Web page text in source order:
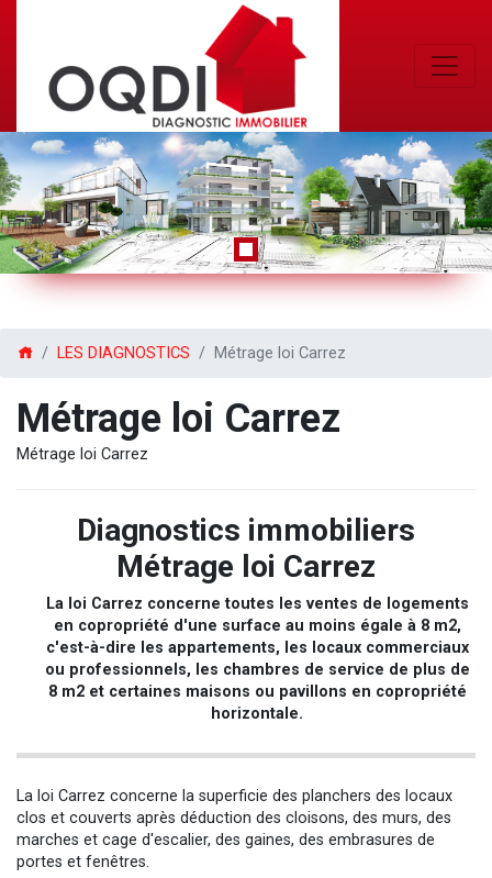
Previous Next
LES DIAGNOSTICS Métrage loi Carrez
Métrage loi Carrez
Métrage loi Carrez
Diagnostics immobiliers
Métrage loi Carrez
La loi Carrez concerne toutes les ventes de logements
en copropriété d'une surface au moins égale à 8 m2,
c'est-à-dire les appartements, les locaux commerciaux
ou professionnels, les chambres de service de plus de
8 m2 et certaines maisons ou pavillons en copropriété
horizontale.
La loi Carrez concerne la superficie des planchers des locaux
clos et couverts après déduction des cloisons, des murs, des
marches et cage d'escalier, des gaines, des embrasures de
portes et fenêtres.